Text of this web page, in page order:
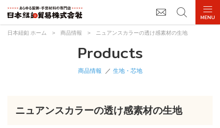
日本紐釦 ホーム > 商品情報 > ニュアンスカラーの透け感素材の生地
Products
商品情報 生地・芯地
ニュアンスカラーの透け感素材の生地